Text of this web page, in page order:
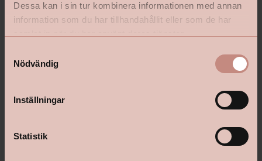
Dessa kan i sin tur kombinera informationen med annan
information som du har tillhandahållit eller som de har
Nödvändig
Inställningar
Statistik
Vanliga frågor & svar
Kontakta din butik